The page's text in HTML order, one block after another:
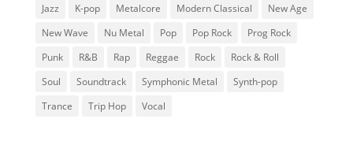
Jazz
K-pop Metalcore Modern Classical
New Age
New Wave
Nu Metal Pop Pop Rock
Prog Rock
Punk
R&B Rap Reggae Rock
Rock & Roll
Soul
Soundtrack Symphonic Metal
Synth-pop
Trance
Trip Hop Vocal